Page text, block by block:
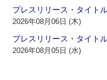
プレスリリース・タイト
2026年08月06日 (木)
プレスリリース・タイト
2026年08月05日 (水)